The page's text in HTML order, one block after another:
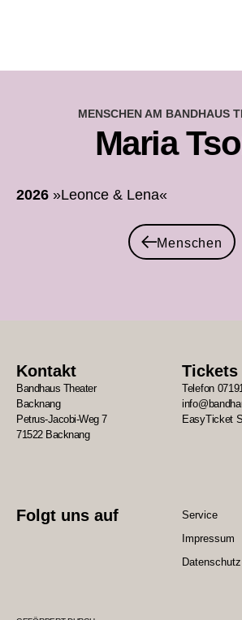
MENSCHEN AM BANDHAUS
Maria
2026 »Leonce & Lena«
Menschen
Kontakt
Bandhaus Theater
Backnang
Petrus-Jacobi-Weg 7
71522 Backnang
Tickets
Telefon
EasyTicket
Folgt uns auf
Service
Impressum
Datenschutz